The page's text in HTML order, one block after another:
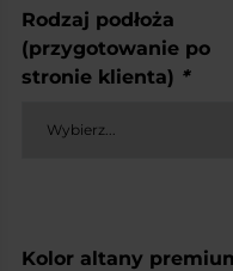
Rodzaj podłoża
(przygotowanie po
stronie klienta) *
Kolor altany